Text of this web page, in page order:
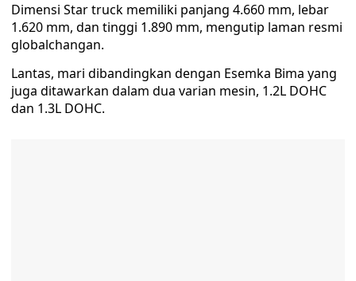
Dimensi Star truck memiliki panjang 4.660 mm, lebar
1.620 mm, dan tinggi 1.890 mm, mengutip laman resmi
globalchangan.
Lantas, mari dibandingkan dengan Esemka Bima yang
juga ditawarkan dalam dua varian mesin, 1.2L DOHC
dan 1.3L DOHC.